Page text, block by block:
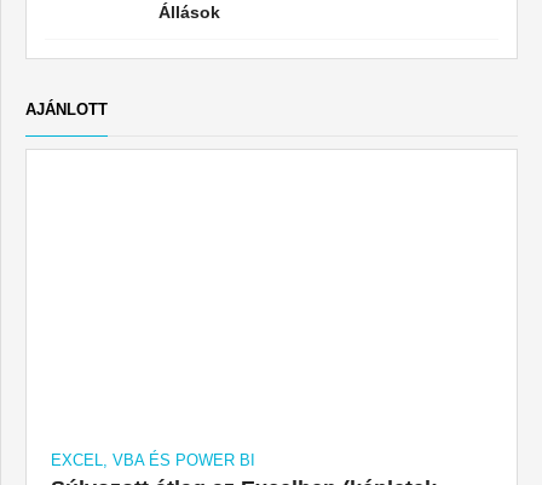
Állások
AJÁNLOTT
EXCEL, VBA ÉS POWER BI